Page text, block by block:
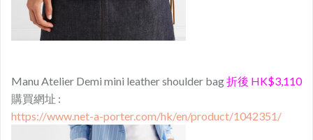
Manu Atelier Demi mini leather shoulder bag折後 HK$3,110
購買網址 :
https://www.net-a-porter.com/hk/en/product/1042351/